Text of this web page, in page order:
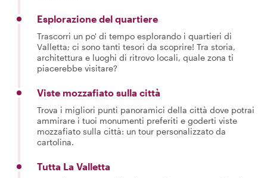
Esplorazione del quartiere
Trascorri un po' di tempo esplorando i quartieri di
Valletta; ci sono tanti tesori da scoprire! Tra storia,
architettura e luoghi di ritrovo locali, quale zona ti
piacerebbe visitare?
Viste mozzafiato sulla città
Trova i migliori punti panoramici della città dove potrai
ammirare i tuoi monumenti preferiti e goderti viste
mozzafiato sulla città: un tour personalizzato da
cartolina.
Tutta La Valletta